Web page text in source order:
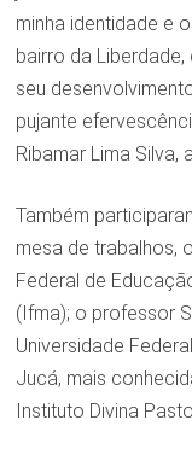
minha identidade e
bairro da
seu
pujante
Ribamar Lima
Também
mesa de trabalhos,
Federal de
(Ifma); o professor
Universidade
Jucá, mais
Instituto Divina